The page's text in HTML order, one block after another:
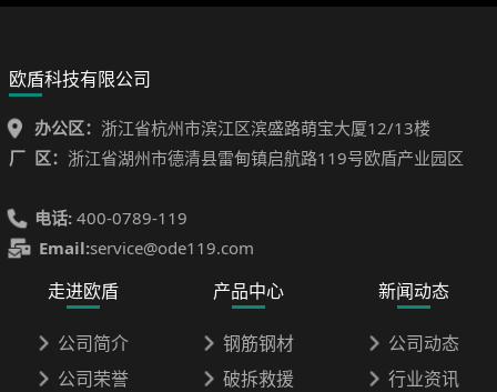
欧盾科技有限公司
办公区： 浙江省杭州市滨江区滨盛路萌宝大厦12/13楼
厂 区： 浙江省湖州市德清县雷甸镇启航路119号欧盾产业园区
电话: 400-0789-119
Email:service@ode119.com
走进欧盾
公司简介
公司荣誉
产品中心
钢筋钢材
破拆救援
新闻动态
公司动态
行业资讯